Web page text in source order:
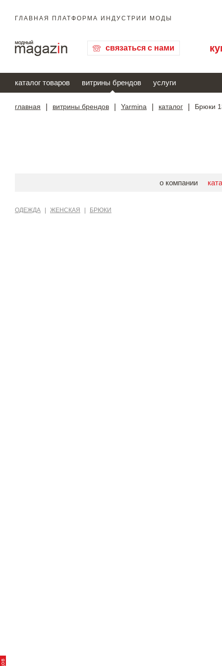
ГЛАВНАЯ ПЛАТФОРМА ИНДУСТРИИ МОДЫ
связаться с нами
каталог товаров витрины брендов услуги
главная витрины брендов Yarmina каталог Брюки
о компании
ОДЕЖДА ЖЕНСКАЯ БРЮКИ